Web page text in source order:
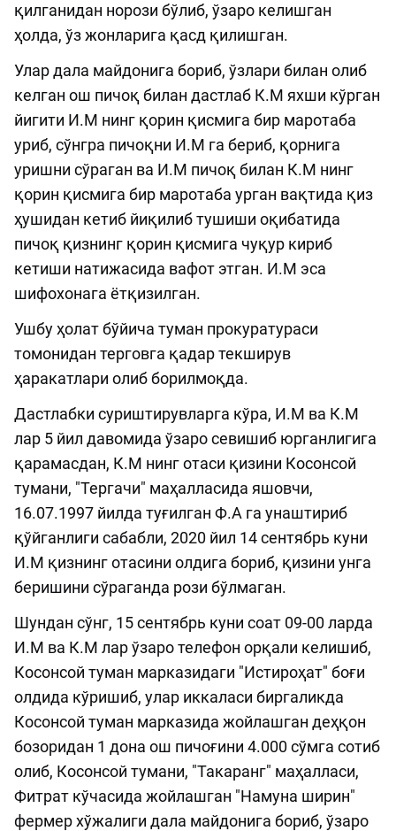
қилганидан норози бўлиб, ўзаро келишган
ҳолда, ўз жонларига қасд қилишган.
Улар дала майдонига бориб, ўзлари билан олиб
келган ош пичоқ билан дастлаб К.М яхши кўрган
йигити И.М нинг қорин қисмига бир маротаба
уриб, сўнгра пичоқни И.М га бериб, қорнига
уришни сўраган ва И.М пичоқ билан К.М нинг
қорин қисмига бир маротаба урган вақтида қиз
ҳушидан кетиб йиқилиб тушиши оқибатида
пичоқ қизнинг қорин қисмига чуқур кириб
кетиши натижасида вафот этган. И.М эса
шифохонага ётқизилган.
Ушбу ҳолат бўйича туман прокуратураси
томонидан терговга қадар текширув
ҳаракатлари олиб борилмоқда.
Дастлабки суриштирувларга кўра, И.М ва К.М
лар 5 йил давомида ўзаро севишиб юрганлигига
қарамасдан, К.М нинг отаси қизини Косонсой
тумани, "Тергачи" маҳалласида яшовчи,
16.07.1997 йилда туғилган Ф.А га унаштириб
қўйганлиги сабабли, 2020 йил 14 сентябрь куни
И.М қизнинг отасини олдига бориб, қизини унга
беришини сўраганда рози бўлмаган.
Шундан сўнг, 15 сентябрь куни соат 09-00 ларда
И.М ва К.М лар ўзаро телефон орқали келишиб,
Косонсой туман марказидаги "Истироҳат" боғи
олдида кўришиб, улар иккаласи биргаликда
Косонсой туман марказида жойлашган деҳқон
бозоридан 1 дона ош пичоғини 4.000 сўмга сотиб
олиб, Косонсой тумани, "Такаранг" маҳалласи,
Фитрат кўчасида жойлашган "Намуна ширин"
фермер хўжалиги дала майдонига бориб, ўзаро